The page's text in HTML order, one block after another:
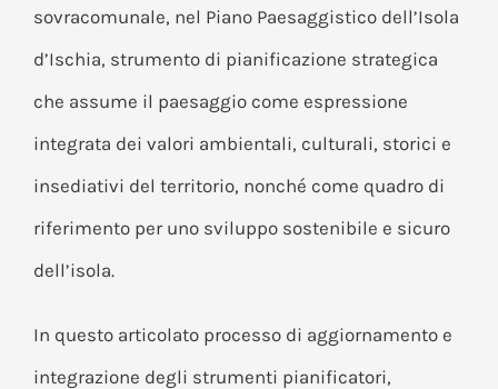
sovracomunale, nel Piano Paesaggistico dell’Isola
d’Ischia, strumento di pianificazione strategica
che assume il paesaggio come espressione
integrata dei valori ambientali, culturali, storici e
insediativi del territorio, nonché come quadro di
riferimento per uno sviluppo sostenibile e sicuro
dell’isola.
In questo articolato processo di aggiornamento e
integrazione degli strumenti pianificatori,